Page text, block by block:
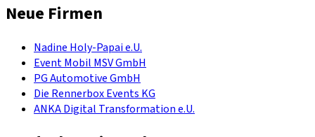
Neue Firmen
Nadine Holy-Papai e.U.
Event Mobil MSV GmbH
PG Automotive GmbH
Die Rennerbox Events KG
ANKA Digital Transformation e.U.